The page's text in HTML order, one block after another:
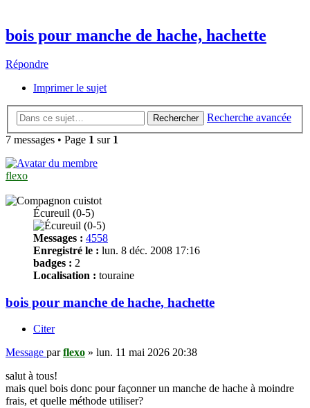
bois pour manche de hache, hachette
Répondre
Imprimer le sujet
Rechercher
Recherche avancée
7 messages • Page 1 sur 1
flexo
Écureuil (0-5)
Messages : 4558
Enregistré le : lun. 8 déc. 2008 17:16
badges : 2
Localisation : touraine
bois pour manche de hache, hachette
Citer
Message parflexo » lun. 11 mai 2026 20:38
salut à tous!
mais quel bois donc pour façonner un manche de hache à moindre
frais, et quelle méthode utiliser?